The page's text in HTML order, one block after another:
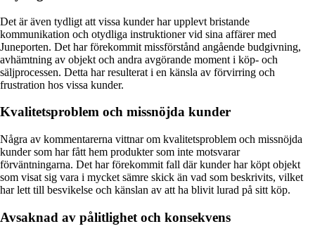
Det är även tydligt att vissa kunder har upplevt bristande
kommunikation och otydliga instruktioner vid sina affärer med
Juneporten. Det har förekommit missförstånd angående budgivning,
avhämtning av objekt och andra avgörande moment i köp- och
säljprocessen. Detta har resulterat i en känsla av förvirring och
frustration hos vissa kunder.
Kvalitetsproblem och missnöjda kunder
Några av kommentarerna vittnar om kvalitetsproblem och missnöjda
kunder som har fått hem produkter som inte motsvarar
förväntningarna. Det har förekommit fall där kunder har köpt objekt
som visat sig vara i mycket sämre skick än vad som beskrivits, vilket
har lett till besvikelse och känslan av att ha blivit lurad på sitt köp.
Avsaknad av pålitlighet och konsekvens